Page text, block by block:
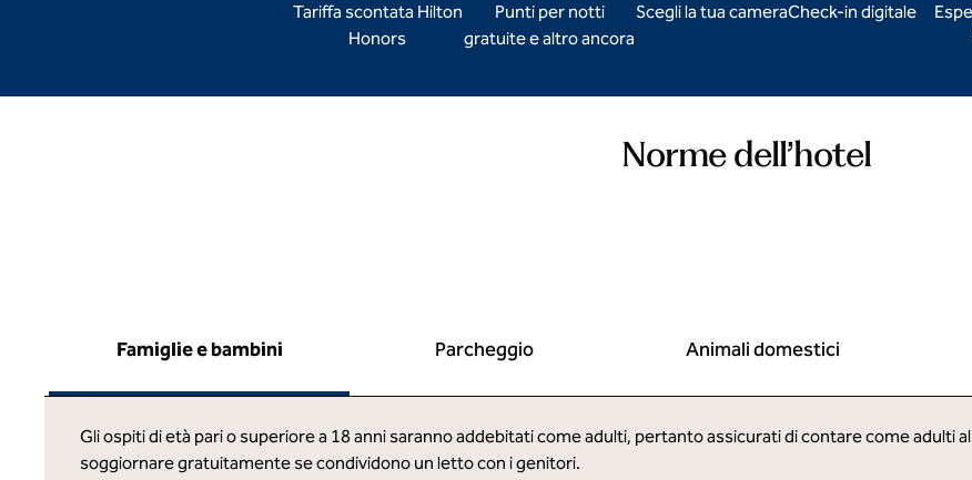
Tariffa scontata Hilton
Honors
Punti per notti
gratuite e altro ancora
Scegli la tua cameraCheck-in digitale
Norme dell’hotel
Famiglie e bambini Parcheggio Animali domestici
Gli ospiti di età pari o superiore a 18 anni saranno addebitati come adulti, pertanto assicurati di contare come adulti
soggiornare gratuitamente se condividono un letto con i genitori.